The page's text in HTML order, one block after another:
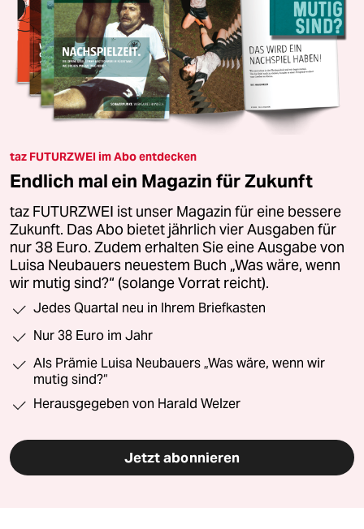
taz FUTURZWEI im Abo entdecken
Endlich mal ein Magazin für Zukunft
taz FUTURZWEI ist unser Magazin für eine bessere
Zukunft. Das Abo bietet jährlich vier Ausgaben für
nur 38 Euro. Zudem erhalten Sie eine Ausgabe von
Luisa Neubauers neuestem Buch „Was wäre, wenn
wir mutig sind?“ (solange Vorrat reicht).
Jedes Quartal neu in Ihrem Briefkasten
Nur 38 Euro im Jahr
Als Prämie Luisa Neubauers „Was wäre, wenn wir
mutig sind?“
Herausgegeben von Harald Welzer
Jetzt abonnieren